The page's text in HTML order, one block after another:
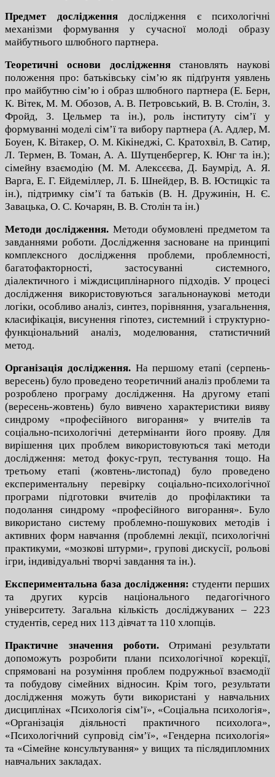
Предмет дослідженнядослідження є психологічні
механізми формування у сучасної молоді образу
майбутнього шлюбного партнера.
Теоретичні основи дослідженнястановлять наукові
положення про: батьківську сім’ю як підґрунтя уявлень
про майбутню сім’ю і образ шлюбного партнера (Е. Берн,
К. Вітек, М. М. Обозов, А. В. Петровський, В. В. Столін, З.
Фройд, З. Цельмер та ін.), роль інституту сім’ї у
формуванні моделі сім’ї та вибору партнера (А. Адлер, М.
Боуен, К. Вітакер, О. М. Кікінеджі, С. Кратохвіл, В. Сатир,
Л. Термен, В. Томан, А. А. Шутценбергер, К. Юнг та ін.);
сімейну взаємодію (М. М. Алексєєва, Д. Баумрід, А. Я.
Варга, Е. Г. Ейдеміллер, Л. Б. Шнейдер, В. В. Юстицкіс та
ін.), підтримку сім’ї та батьків (В. Н. Дружинін, Н. Є.
Завацька, О. С. Кочарян, В. В. Столін та ін.)
Методи дослідження. Методи обумовлені предметом та
завданнями роботи. Дослідження засноване на принципі
комплексного дослідження проблеми, проблемності,
багатофакторності, застосуванні системного,
діалектичного і міждисциплінарного підходів. У процесі
дослідження використовуються загальнонаукові методи
логіки, особливо аналіз, синтез, порівняння, узагальнення,
класифікація, висунення гіпотез, системний і структурно-
функціональний аналіз, моделювання, статистичний
метод.
Організація дослідження.На першому етапі (серпень-
вересень) було проведено теоретичний аналіз проблеми та
розроблено програму дослідження. На другому етапі
(вересень-жовтень) було вивчено характеристики вияву
синдрому «професійного вигорання» у вчителів та
соціально-психологічні детермінанти його прояву. Для
вирішення цих проблем використовуються такі методи
дослідження: метод фокус-груп, тестування тощо. На
третьому етапі (жовтень-листопад) було проведено
експериментальну перевірку соціально-психологічної
програми підготовки вчителів до профілактики та
подолання синдрому «професійного вигорання». Було
використано систему проблемно-пошукових методів і
активних форм навчання (проблемні лекції, психологічні
практикуми, «мозкові штурми», групові дискусії, рольові
ігри, індивідуальні творчі завдання та ін.).
Експериментальна база дослідження: студенти перших
та других курсів національного педагогічного
університету. Загальна кількість досліджуваних – 223
студентів, серед них 113 дівчат та 110 хлопців.
Практичне значення роботи.Отримані результати
допоможуть розробити плани психологічної корекції,
спрямовані на розуміння проблем подружньої взаємодії
та побудову сімейних відносин. Крім того, результати
дослідження можуть бути використані у навчальних
дисциплінах «Психологія сім’ї», «Соціальна психологія»,
«Організація діяльності практичного психолога»,
«Психологічний супровід сім’ї», «Гендерна психологія»
та «Сімейне консультування» у вищих та післядипломних
навчальних закладах.